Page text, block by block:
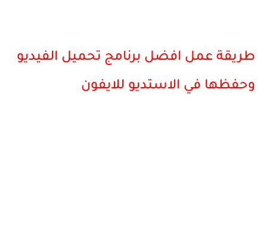
طريقة عمل افضل برنامج تحميل الفيديو
وحفظها في الاستديو للايفون